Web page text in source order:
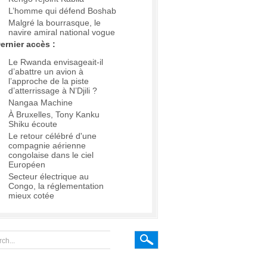
L’homme qui défend Boshab
Malgré la bourrasque, le
navire amiral national vogue
accès :
Le Rwanda envisageait-il
d’abattre un avion à
l’approche de la piste
d’atterrissage à N’Djili ?
Nangaa Machine
À Bruxelles, Tony Kanku
Shiku écoute
Le retour célébré d'une
compagnie aérienne
congolaise dans le ciel
Européen
Secteur électrique au
Congo, la réglementation
mieux cotée